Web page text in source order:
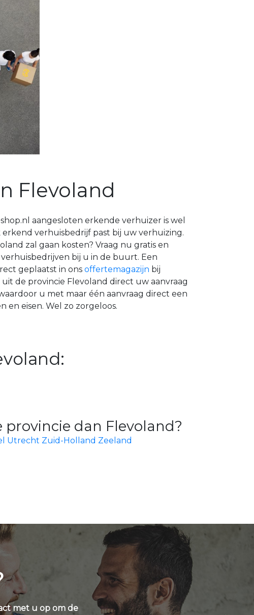
Flevoland
aangesloten erkende verhuizer is wel
verhuisbedrijf past bij uw verhuizing.
zal gaan kosten? Vraag nu gratis en
bij u in de buurt. Een
geplaatst in ons offertemagazijn bij
de provincie Flevoland direct uw aanvraag
u met maar één aanvraag direct een
en eisen. Wel zo zorgeloos.
dan Flevoland?
Utrecht Zuid-Holland Zeeland
met u op om de